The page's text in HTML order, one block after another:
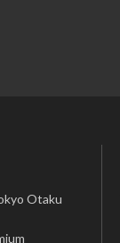
Otaku